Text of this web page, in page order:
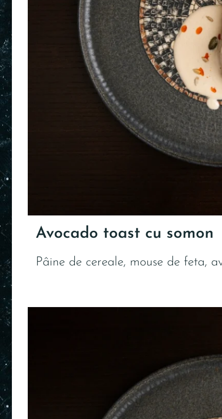
Avocado toast cu somon
Pâine de cereale, mouse de feta,